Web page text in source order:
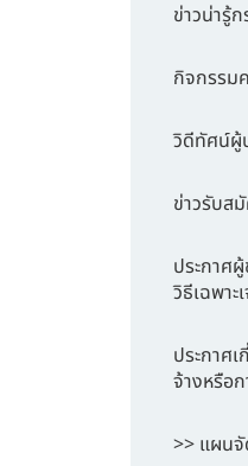
ข่าวน่ารู้
กิจกรรม
วิดีทัศน์ผู้
ข่าวรับส
ประกาศ
วิธีเฉพาะ
ประกาศ
จ้างหรือ
>> แผน